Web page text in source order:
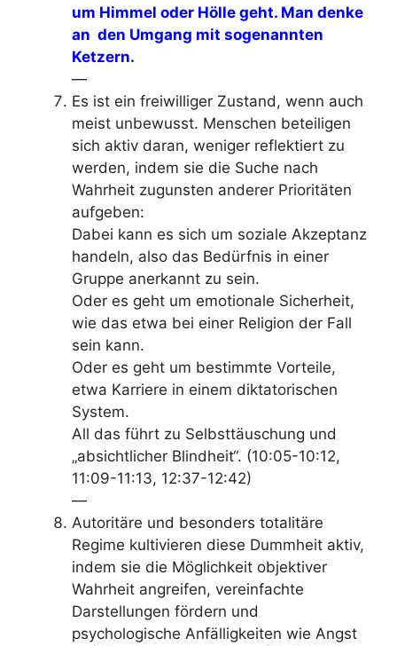
um Himmel oder Hölle geht. Man denke
an den Umgang mit sogenannten
Ketzern.
—
Es ist ein freiwilliger Zustand, wenn auch
meist unbewusst. Menschen beteiligen
sich aktiv daran, weniger reflektiert zu
werden, indem sie die Suche nach
Wahrheit zugunsten anderer Prioritäten
aufgeben:
Dabei kann es sich um soziale Akzeptanz
handeln, also das Bedürfnis in einer
Gruppe anerkannt zu sein.
Oder es geht um emotionale Sicherheit,
wie das etwa bei einer Religion der Fall
sein kann.
Oder es geht um bestimmte Vorteile,
etwa Karriere in einem diktatorischen
System.
All das führt zu Selbsttäuschung und
„absichtlicher Blindheit“. (10:05-10:12,
11:09-11:13, 12:37-12:42)
—
Autoritäre und besonders totalitäre
Regime kultivieren diese Dummheit aktiv,
indem sie die Möglichkeit objektiver
Wahrheit angreifen, vereinfachte
Darstellungen fördern und
psychologische Anfälligkeiten wie Angst